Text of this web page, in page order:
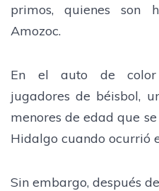
primos, quienes son
Amozoc.
En el auto de color
jugadores de béisbol,
menores de edad que
Hidalgo cuando ocurrió
Sin embargo, después